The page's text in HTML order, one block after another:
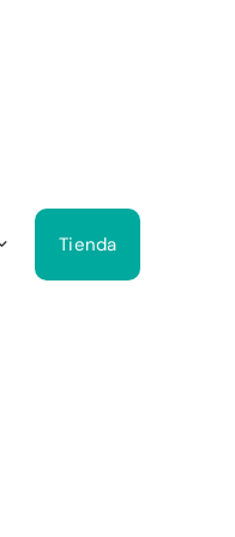
Tienda